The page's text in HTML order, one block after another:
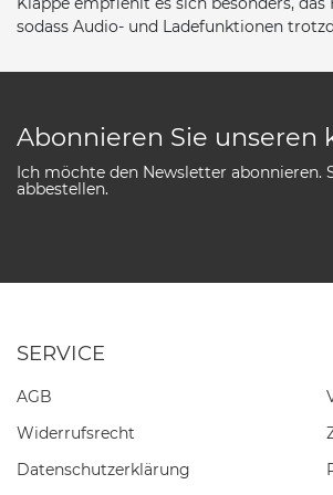
sodass Audio- und Ladefunktionen
Abonnieren Sie unseren
Ich möchte den Newsletter abonnieren.
abbestellen.
SERVICE
AGB
Widerrufs­recht
Daten­schutz­erklärung